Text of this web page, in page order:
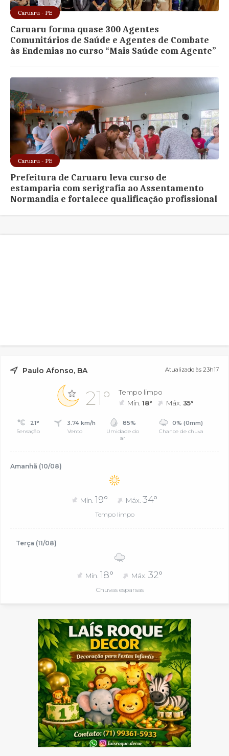
Caruaru - PE
Caruaru forma quase 300 Agentes
Comunitários de Saúde e Agentes de Combate
às Endemias no curso “Mais Saúde com Agente”
Caruaru - PE
Prefeitura de Caruaru leva curso de
estamparia com serigrafia ao Assentamento
Normandia e fortalece qualificação profissional
Paulo Afonso, BA Atualizado às 23h17
21°
Tempo limpo
Mín.18° Máx.35°
21°
Sensação
3.74 km/h
Vento
85%
Umidade do
ar
0% (0mm)
Chance de chuva
Amanhã (10/08)
Mín. 19° Máx. 34°
Tempo limpo
Terça (11/08)
Mín. 18° Máx.32°
Chuvas esparsas